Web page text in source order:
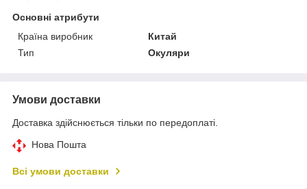
Основні атрибути
Країна виробник
Китай
Тип
Окуляри
Умови доставки
Доставка здійснюється тільки по передоплаті.
Нова Пошта
Всі умови доставки